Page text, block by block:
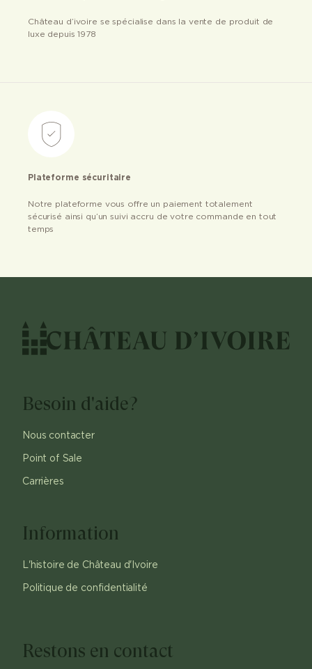
Château d’ivoire se spécialise dans la vente de produit de
luxe depuis 1978
Plateforme sécuritaire
Notre plateforme vous offre un paiement totalement
sécurisé ainsi qu’un suivi accru de votre commande en tout
temps
Besoin d'aide?
Nous contacter
Point of Sale
Carrières
Information
L'histoire de Château d'Ivoire
Politique de confidentialité
Restons en contact